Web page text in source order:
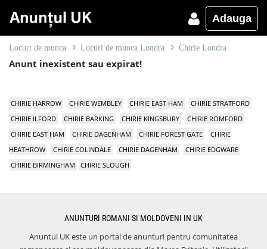
Adauga
Locuri de munca Locuri de munca Londra Chirie Londra
Anunt inexistent sau expirat!
CHIRIE HARROW CHIRIE WEMBLEY CHIRIE EAST HAM
CHIRIE STRATFORD
CHIRIE ILFORD
CHIRIE BARKING CHIRIE KINGSBURY
CHIRIE ROMFORD
CHIRIE EAST HAM
CHIRIE DAGENHAM CHIRIE FOREST GATE
CHIRIE
HEATHROW
CHIRIE COLINDALE CHIRIE DAGENHAM
CHIRIE EDGWARE
CHIRIE BIRMINGHAM
CHIRIE SLOUGH
ANUNTURI ROMANI SI MOLDOVENI IN UK
Anuntul UK este un portal de anunturi pentru comunitatea